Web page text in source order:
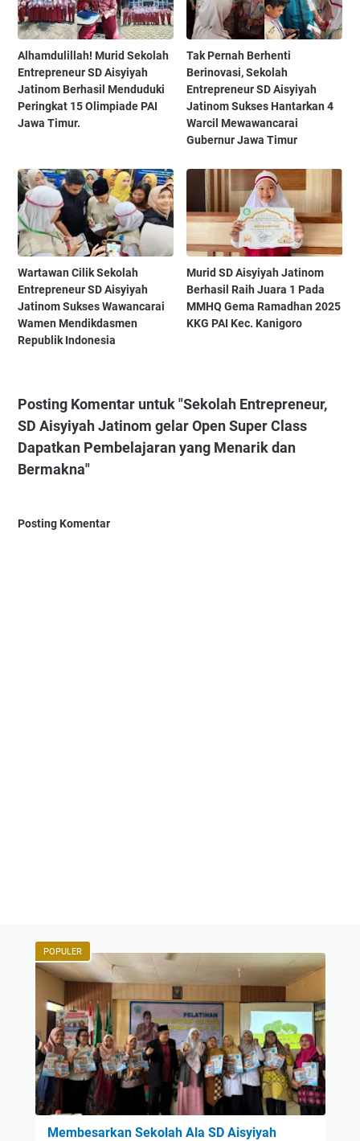
Alhamdulillah! Murid Sekolah
Entrepreneur SD Aisyiyah
Jatinom Berhasil Menduduki
Peringkat 15 Olimpiade PAI
Jawa Timur.
Tak Pernah Berhenti
Berinovasi, Sekolah
Entrepreneur SD Aisyiyah
Jatinom Sukses Hantarkan 4
Warcil Mewawancarai
Gubernur Jawa Timur
Wartawan Cilik Sekolah
Entrepreneur SD Aisyiyah
Jatinom Sukses Wawancarai
Wamen Mendikdasmen
Republik Indonesia
Murid SD Aisyiyah Jatinom
Berhasil Raih Juara 1 Pada
MMHQ Gema Ramadhan 2025
KKG PAI Kec. Kanigoro
Posting Komentar untuk "Sekolah Entrepreneur,
SD Aisyiyah Jatinom gelar Open Super Class
Dapatkan Pembelajaran yang Menarik dan
Bermakna"
Posting Komentar
POPULER
Membesarkan Sekolah Ala SD Aisyiyah